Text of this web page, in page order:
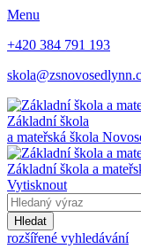
Menu
+420 384 791 193
Základní škola
a mateřská škola
Základní škola a
Vytisknout
Hledat
rozšířené vyhledávání